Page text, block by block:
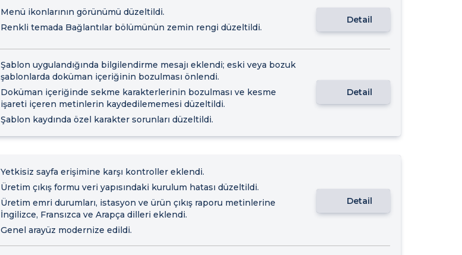
Menü ikonlarının görünümü düzeltildi.
Renkli temada Bağlantılar bölümünün zemin rengi düzeltildi.
Detail
Şablon uygulandığında bilgilendirme mesajı eklendi; eski veya bozuk
şablonlarda doküman içeriğinin bozulması önlendi.
Doküman içeriğinde sekme karakterlerinin bozulması ve kesme
işareti içeren metinlerin kaydedilememesi düzeltildi.
Şablon kaydında özel karakter sorunları düzeltildi.
Detail
Yetkisiz sayfa erişimine karşı kontroller eklendi.
Üretim çıkış formu veri yapısındaki kurulum hatası düzeltildi.
Üretim emri durumları, istasyon ve ürün çıkış raporu metinlerine
İngilizce, Fransızca ve Arapça dilleri eklendi.
Genel arayüz modernize edildi.
Detail